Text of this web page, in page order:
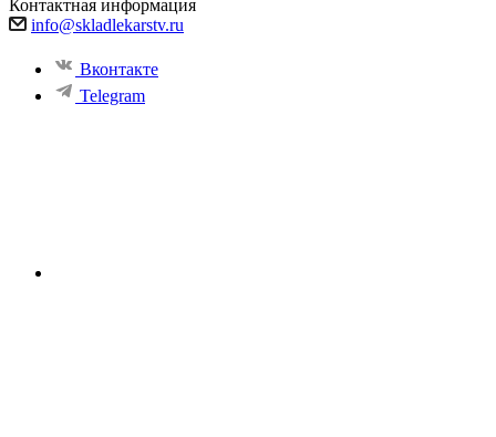
Контактная информация
info@skladlekarstv.ru
Вконтакте
Telegram